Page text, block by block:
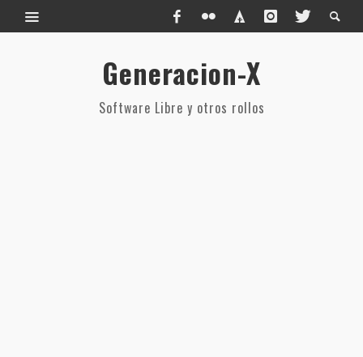
Generacion-X
Software Libre y otros rollos